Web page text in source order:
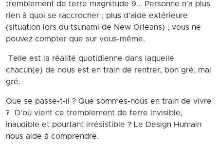
tremblement de terre magnitude 9... Personne n'a plus
rien à quoi se raccrocher ; plus d'aide extérieure
(situation lors du tsunami de New Orleans) ; vous ne
pouvez compter que sur vous-même.
Telle est la réalité quotidienne dans laquelle
chacun(e) de nous est en train de rentrer, bon gré, mal
gré.
Que se passe-t-il ? Que sommes-nous en train de vivre
? D'où vient ce tremblement de terre invisible,
inaudible et pourtant irrésistible ? Le Design Humain
nous aide à comprendre.